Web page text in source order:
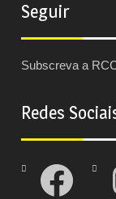
Seguir
Subscreva a
Redes
Facebook